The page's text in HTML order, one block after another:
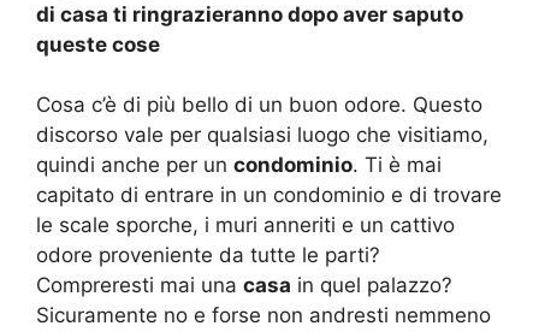
di casa ti ringrazieranno dopo aver saputo
queste cose
Cosa c’è di più bello di un buon odore. Questo
discorso vale per qualsiasi luogo che visitiamo,
quindi anche per un condominio. Ti è mai
capitato di entrare in un condominio e di trovare
le scale sporche, i muri anneriti e un cattivo
odore proveniente da tutte le parti?
Compreresti mai una casa in quel palazzo?
Sicuramente no e forse non andresti nemmeno